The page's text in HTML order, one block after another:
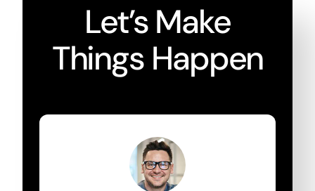
Let’s Make
Things Happen